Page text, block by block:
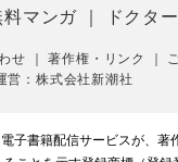
料マンガ ドクタ
せ ｜著作権・リンク ｜
営：株式会社新潮社
子書籍配信サービスが、著